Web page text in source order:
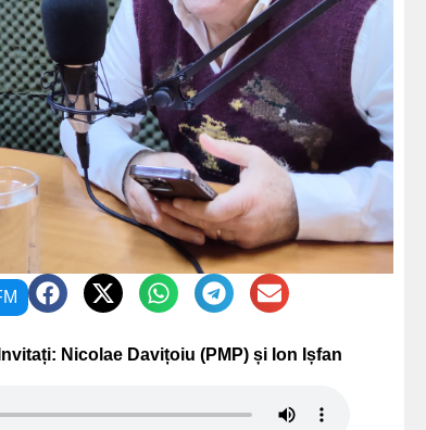
Nicolae Davițoiu (PMP) și Ion Ișfan